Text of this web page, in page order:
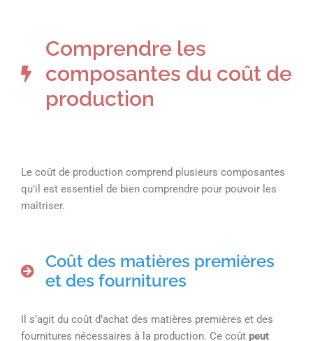
Comprendre les
composantes du coût de
production
Le coût de production comprend plusieurs composantes
qu’il est essentiel de bien comprendre pour pouvoir les
maîtriser.
Coût des matières premières
et des fournitures
Il s’agit du coût d’achat des matières premières et des
fournitures nécessaires à la production. Ce coût peut